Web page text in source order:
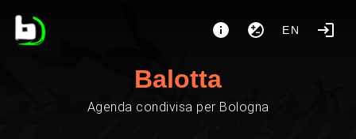
EN
Balotta
Agenda condivisa per Bologna